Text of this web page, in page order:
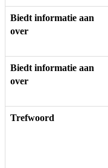
Biedt informatie aan
over
Biedt informatie aan
over
Trefwoord